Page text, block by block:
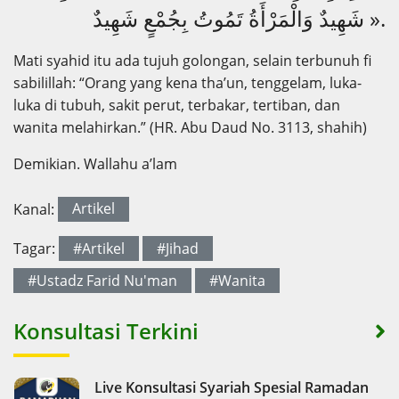
شَهِيدٌ وَالْمَرْأَةُ تَمُوتُ بِجُمْعٍ شَهِيدٌ ».
Mati syahid itu ada tujuh golongan, selain terbunuh fi
sabilillah: “Orang yang kena tha’un, tenggelam, luka-
luka di tubuh, sakit perut, terbakar, tertiban, dan
wanita melahirkan.” (HR. Abu Daud No. 3113, shahih)
Demikian. Wallahu a’lam
Kanal: Artikel
Tagar: #Artikel
#Jihad
#Ustadz Farid Nu'man
#Wanita
Konsultasi Terkini
Live Konsultasi Syariah Spesial Ramadan